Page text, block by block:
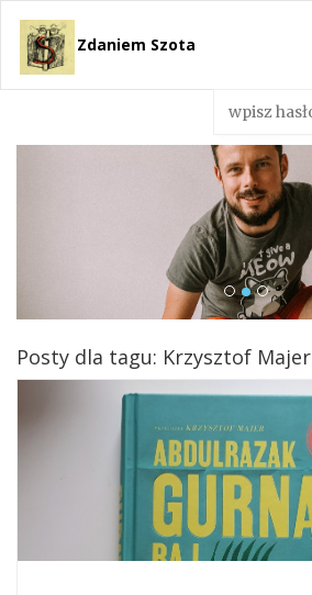
Zdaniem Szota
Posty dla tagu: Krzysztof Majer